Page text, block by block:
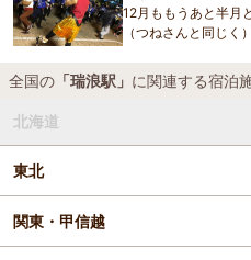
12月ももうあと半月
（つねさんと同じく
暑い夏が終わり、シ
全国の 「瑞浪駅」 に関連する宿泊
北海道
東北
関東・甲信越